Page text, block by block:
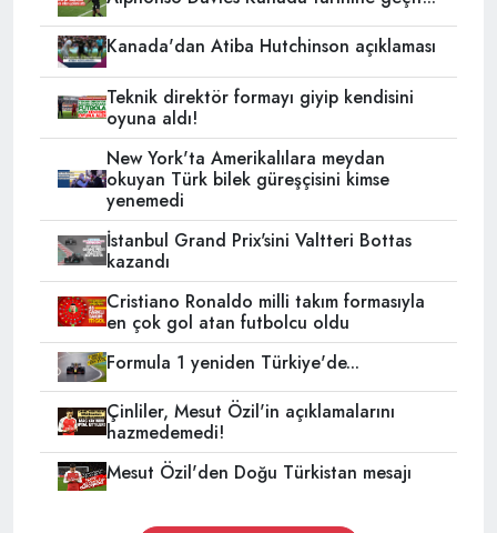
Kanada'dan Atiba Hutchinson açıklaması
Teknik direktör formayı giyip kendisini
oyuna aldı!
New York'ta Amerikalılara meydan
okuyan Türk bilek güreşçisini kimse
yenemedi
İstanbul Grand Prix'sini Valtteri Bottas
kazandı
Cristiano Ronaldo milli takım formasıyla
en çok gol atan futbolcu oldu
Formula 1 yeniden Türkiye'de...
Çinliler, Mesut Özil'in açıklamalarını
hazmedemedi!
Mesut Özil'den Doğu Türkistan mesajı